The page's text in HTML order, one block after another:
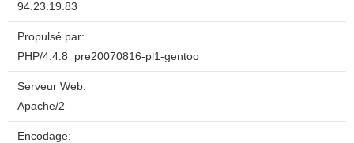
94.23.19.83
Propulsé par:
PHP/4.4.8_pre20070816-pl1-gentoo
Serveur Web:
Apache/2
Encodage: